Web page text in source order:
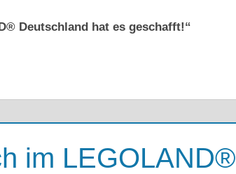
Deutschland hat es geschafft!“
im LEGOLAND®